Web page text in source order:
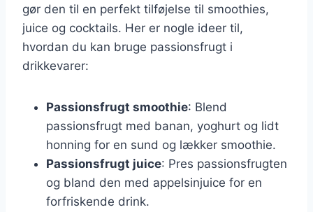
gør den til en perfekt tilføjelse til smoothies,
juice og cocktails. Her er nogle ideer til,
hvordan du kan bruge passionsfrugt i
drikkevarer:
Passionsfrugt smoothie: Blend
passionsfrugt med banan, yoghurt og lidt
honning for en sund og lækker smoothie.
Passionsfrugt juice: Pres passionsfrugten
og bland den med appelsinjuice for en
forfriskende drink.